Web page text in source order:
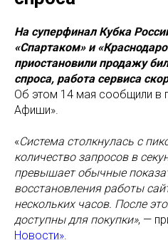
На суперфинал Кубка
«Спартаком» и
приостановили продажу
спроса, работа сервиса
Об этом 14 мая сообщили в
Афиши».
«Система столкнулась с
количество запросов в
превышает обычные
восстановления работы
нескольких часов. После
доступны для покупки», —
Новости».